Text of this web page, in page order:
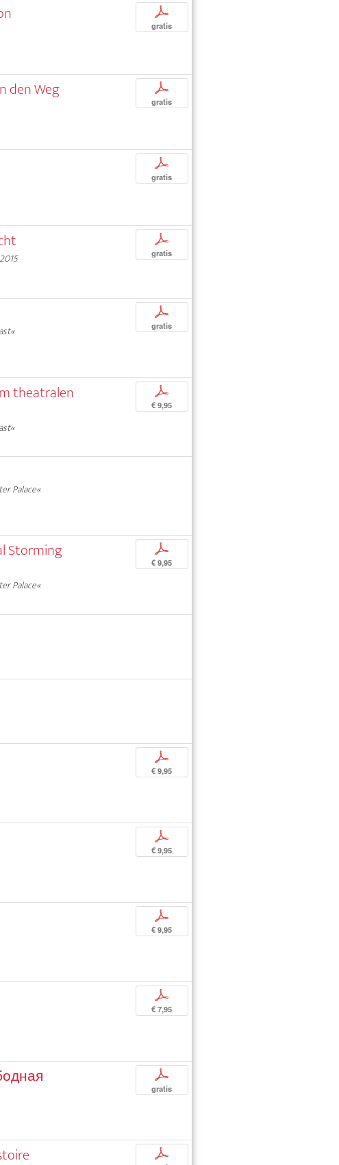
p
gratis
den Weg p
gratis
p
gratis
p
gratis
p
gratis
theatralen p
€ 9,95
Palace«
Storming
Palace«
p
€ 9,95
p
€ 9,95
p
€ 9,95
p
€ 9,95
p
€ 7,95
p
gratis
p